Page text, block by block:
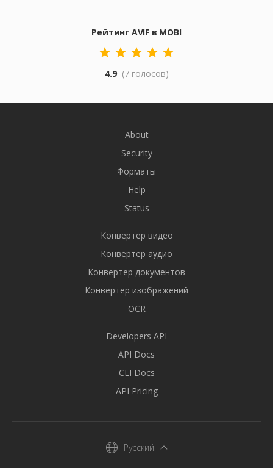
Рейтинг AVIF в MOBI
4.9 (7 голосов)
About
Security
Форматы
Help
Status
Конвертер видео
Конвертер аудио
Конвертер документов
Конвертер изображений
OCR
Developers API
API Docs
CLI Docs
API Pricing
Русский